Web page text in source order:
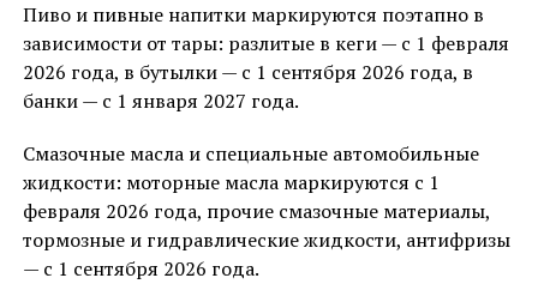
Пиво и пивные напитки маркируются поэтапно в
зависимости от тары: разлитые в кеги — с 1 февраля
2026 года, в бутылки — с 1 сентября 2026 года, в
банки — с 1 января 2027 года.
Смазочные масла и специальные автомобильные
жидкости: моторные масла маркируются с 1
февраля 2026 года, прочие смазочные материалы,
тормозные и гидравлические жидкости, антифризы
— с 1 сентября 2026 года.